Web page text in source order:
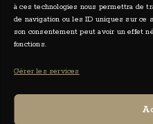
à ces technologies nous permettra de
de navigation ou les ID uniques sur ce
son consentement peut avoir un effet
fonctions.
Gérer les services